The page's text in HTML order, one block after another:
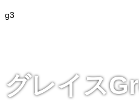
g3
グレイス